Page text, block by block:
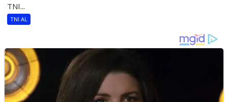
TNI...
TNI AL